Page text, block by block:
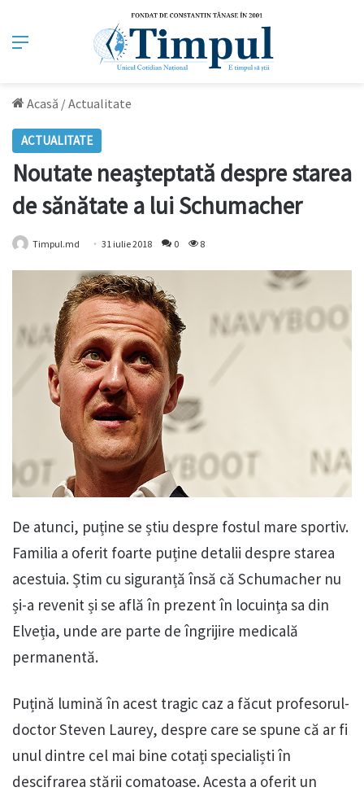
Meniu
Acasă /Actualitate
ACTUALITATE
Noutate neașteptată despre starea
de sănătate a lui Schumacher
Timpul.md 31 iulie 2018 0 8
De atunci, puține se știu despre fostul mare sportiv.
Familia a oferit foarte puține detalii despre starea
acestuia. Știm cu siguranță însă că Schumacher nu
și-a revenit și se află în prezent în locuința sa din
Elveția, unde are parte de îngrijire medicală
permanentă.
Puțină lumină în acest tragic caz a făcut profesorul-
doctor Steven Laurey, despre care se spune că ar fi
unul dintre cel mai bine cotați specialiști în
descifrarea stării comatoase. Acesta a oferit un